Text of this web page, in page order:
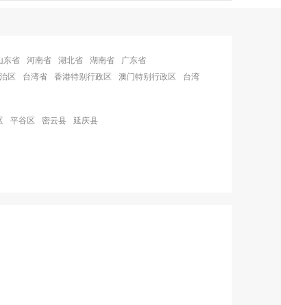
东省 河南省 湖北省 湖南省
广东省
区 台湾省 香港特别行政区 澳门特别行政区 台湾
平谷区 密云县 延庆县